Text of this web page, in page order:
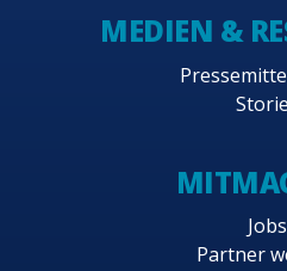
MEDIEN &
Jobs
Partner